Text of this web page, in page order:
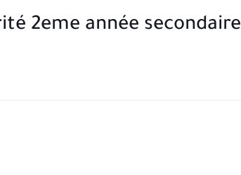
2eme année secondaire